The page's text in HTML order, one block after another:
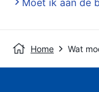
Moet ik aan de
Home Wat